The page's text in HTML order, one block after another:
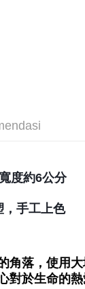
度約6公分
手工上色
角落，使用
對於生命的